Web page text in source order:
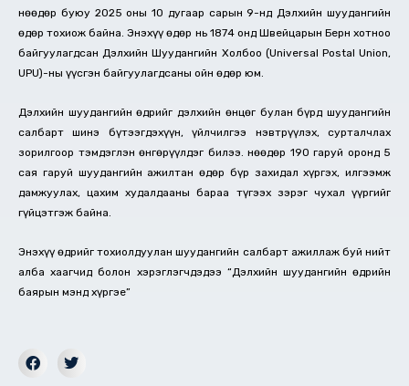
Өнөөдөр буюу 2025 оны 10 дугаар сарын 9-нд Дэлхийн шуудангийн
өдөр тохиож байна. Энэхүү өдөр нь 1874 онд Швейцарын Берн хотноо
байгуулагдсан Дэлхийн Шуудангийн Холбоо (Universal Postal Union,
UPU)-ны үүсгэн байгуулагдсаны ойн өдөр юм.
Дэлхийн шуудангийн өдрийг дэлхийн өнцөг булан бүрд шуудангийн
салбарт шинэ бүтээгдэхүүн, үйлчилгээ нэвтрүүлэх, сурталчлах
зорилгоор тэмдэглэн өнгөрүүлдэг билээ. Өнөөдөр 190 гаруй оронд 5
сая гаруй шуудангийн ажилтан өдөр бүр захидал хүргэх, илгээмж
дамжуулах, цахим худалдааны бараа түгээх зэрэг чухал үүргийг
гүйцэтгэж байна.
Энэхүү өдрийг тохиолдуулан шуудангийн салбарт ажиллаж буй нийт
алба хаагчид болон хэрэглэгчдэдээ “Дэлхийн шуудангийн өдрийн
баярын мэнд хүргэе”